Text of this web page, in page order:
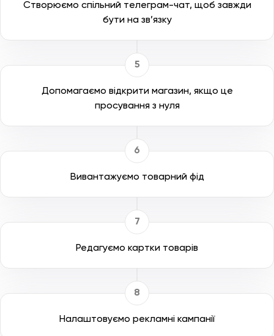
Створюємо спільний телеграм-чат, щоб завжди
бути на зв’язку
Допомагаємо відкрити магазин, якщо це
просування з нуля
Вивантажуємо товарний фід
Редагуємо картки товарів
Налаштовуємо рекламні кампанії